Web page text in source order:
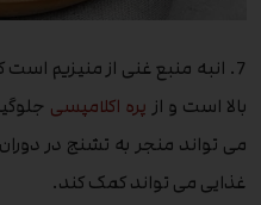
7. انبه منبع غنی از منیزیم
بالا است و از پره اکلامپسی
می تواند منجر به تشنج در
غذایی می تواند کمک کند.